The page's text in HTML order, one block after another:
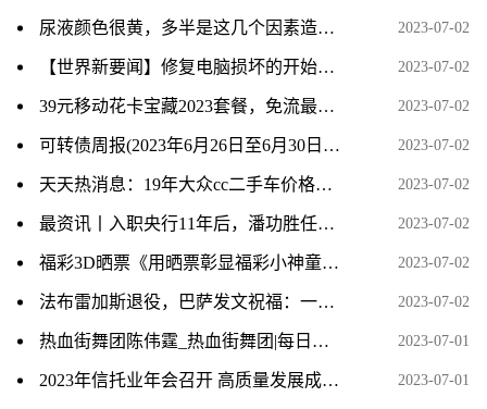
尿液颜色很黄，多半是这几个因素造成的_新资讯 2023-07-02
【世界新要闻】修复电脑损坏的开始菜单 2023-07-02
39元移动花卡宝藏2023套餐，免流最高200GB 环球热头条 2023-07-02
可转债周报(2023年6月26日至6月30日)：转债市场反弹 后续仍需均衡布局_全球今头条 2023-07-02
天天热消息：19年大众cc二手车价格_大众cc二手车怎么样 2023-07-02
最资讯丨入职央行11年后，潘功胜任中国人民银行党委书记 2023-07-02
福彩3D晒票《用晒票彰显福彩小神童的骄傲时刻》 2023-07-02
法布雷加斯退役，巴萨发文祝福：一位传奇告别，谢谢你️ 2023-07-02
热血街舞团陈伟霆_热血街舞团|每日头条 2023-07-01
2023年信托业年会召开 高质量发展成主题 资讯推荐 2023-07-01